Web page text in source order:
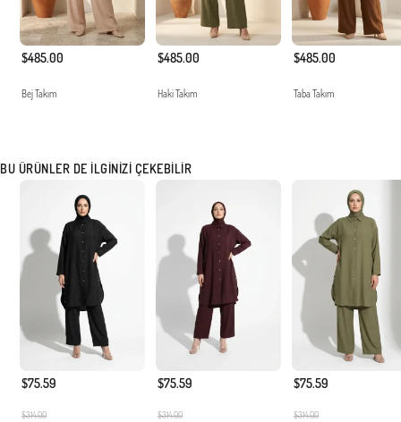
$485.00
Bej Takım
$485.00
Haki Takım
$485.00
Taba Takım
BU ÜRÜNLER DE İLGINIZI ÇEKEBILIR
$75.59
$314.00
$75.59
$314.00
$75.59
$314.00